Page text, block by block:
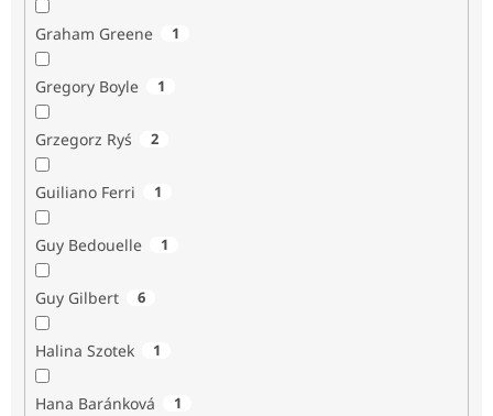
Graham Greene 1
Gregory Boyle 1
Grzegorz Ryś 2
Guiliano Ferri 1
Guy Bedouelle 1
Guy Gilbert 6
Halina Szotek 1
Hana Baránková 1